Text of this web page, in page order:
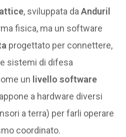
, sviluppata daAnduril
fisica, ma un software
progettato per connettere,
sistemi di difesa
un livello software
a hardware diversi
a terra) per farli operare
coordinato.